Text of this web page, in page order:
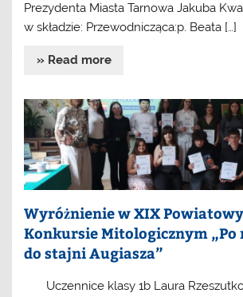
Prezydenta Miasta Tarnowa Jakuba
w składzie: Przewodnicząca:p. Beata […]
» Read more
Wyróżnienie w XIX
Konkursie Mitologicznym
do stajni Augiasza”
Uczennice klasy 1b Laura